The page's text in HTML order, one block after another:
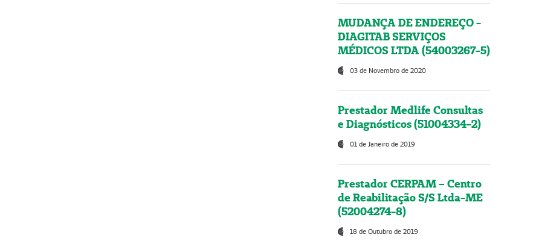
MUDANÇA DE ENDEREÇO -
DIAGITAB SERVIÇOS
MÉDICOS LTDA (54003267-5)
03 de Novembro de 2020
Prestador Medlife Consultas
e Diagnósticos (51004334-2)
01 de Janeiro de 2019
Prestador CERPAM – Centro
de Reabilitação S/S Ltda-ME
(52004274-8)
18 de Outubro de 2019